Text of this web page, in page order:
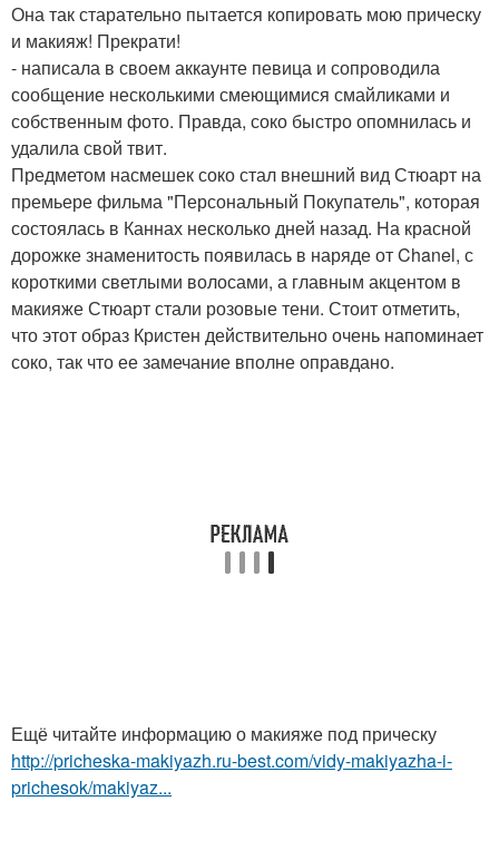
Она так старательно пытается копировать мою прическу
и макияж! Прекрати!
- написала в своем аккаунте певица и сопроводила
сообщение несколькими смеющимися смайликами и
собственным фото. Правда, соко быстро опомнилась и
удалила свой твит.
Предметом насмешек соко стал внешний вид Стюарт на
премьере фильма "Персональный Покупатель", которая
состоялась в Каннах несколько дней назад. На красной
дорожке знаменитость появилась в наряде от Chanel, с
короткими светлыми волосами, а главным акцентом в
макияже Стюарт стали розовые тени. Стоит отметить,
что этот образ Кристен действительно очень напоминает
соко, так что ее замечание вполне оправдано.
Ещё читайте информацию о макияже под прическу
http://pricheska-makiyazh.ru-best.com/vidy-makiyazha-i-
prichesok/makiyaz...